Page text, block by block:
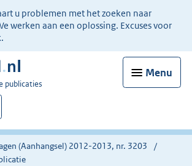
u problemen met het zoeken naar
werken aan een oplossing. Excuses voor
Menu
publicaties
(Aanhangsel) 2012-2013, nr. 3203